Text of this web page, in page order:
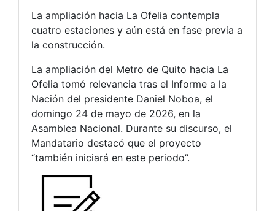
La ampliación hacia La Ofelia contempla
cuatro estaciones y aún está en fase previa a
la construcción.
La ampliación del Metro de Quito hacia La
Ofelia tomó relevancia tras el Informe a la
Nación del presidente Daniel Noboa, el
domingo 24 de mayo de 2026, en la
Asamblea Nacional. Durante su discurso, el
Mandatario destacó que el proyecto
“también iniciará en este periodo”.